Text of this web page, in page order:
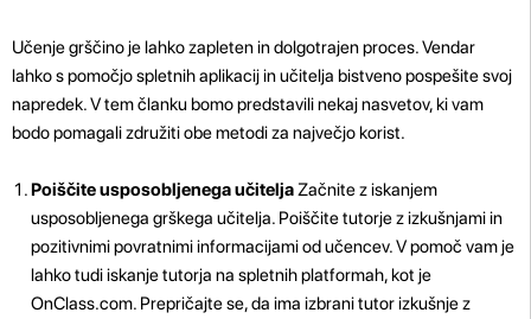
Učenje grščino je lahko zapleten in dolgotrajen proces. Vendar
lahko s pomočjo spletnih aplikacij in učitelja bistveno pospešite svoj
napredek. V tem članku bomo predstavili nekaj nasvetov, ki vam
bodo pomagali združiti obe metodi za največjo korist.
Poiščite usposobljenega učitelja Začnite z iskanjem
usposobljenega grškega učitelja. Poiščite tutorje z izkušnjami in
pozitivnimi povratnimi informacijami od učencev. V pomoč vam je
lahko tudi iskanje tutorja na spletnih platformah, kot je
OnClass.com. Prepričajte se, da ima izbrani tutor izkušnje z